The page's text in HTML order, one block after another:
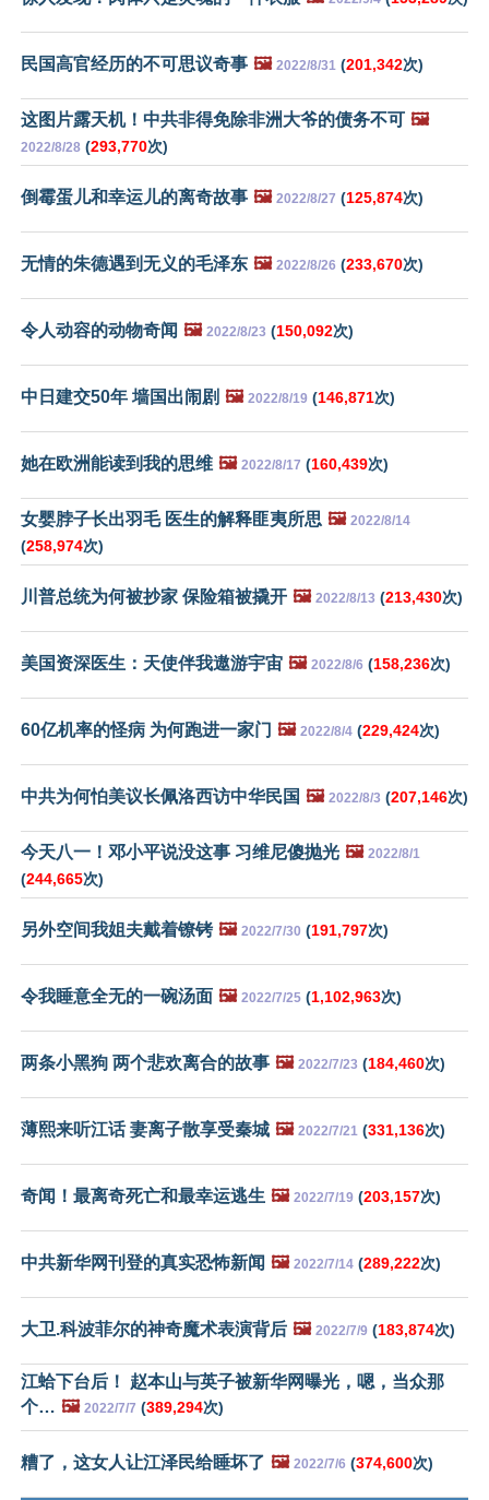
民国高官经历的不可思议奇事 🖼️ 2022/8/31 (201,342次)
这图片露天机！中共非得免除非洲大爷的债务不可 🖼️
2022/8/28 (293,770次)
倒霉蛋儿和幸运儿的离奇故事 🖼️ 2022/8/27 (125,874次)
无情的朱德遇到无义的毛泽东 🖼️ 2022/8/26 (233,670次)
令人动容的动物奇闻 🖼️ 2022/8/23 (150,092次)
中日建交50年 墙国出闹剧 🖼️ 2022/8/19 (146,871次)
她在欧洲能读到我的思维 🖼️ 2022/8/17 (160,439次)
女婴脖子长出羽毛 医生的解释匪夷所思 🖼️ 2022/8/14
(258,974次)
川普总统为何被抄家 保险箱被撬开 🖼️ 2022/8/13 (213,430次)
美国资深医生：天使伴我遨游宇宙 🖼️ 2022/8/6 (158,236次)
60亿机率的怪病 为何跑进一家门 🖼️ 2022/8/4 (229,424次)
中共为何怕美议长佩洛西访中华民国 🖼️ 2022/8/3 (207,146次)
今天八一！邓小平说没这事 习维尼傻抛光 🖼️ 2022/8/1
(244,665次)
另外空间我姐夫戴着镣铐 🖼️ 2022/7/30 (191,797次)
令我睡意全无的一碗汤面 🖼️ 2022/7/25 (1,102,963次)
两条小黑狗 两个悲欢离合的故事 🖼️ 2022/7/23 (184,460次)
薄熙来听江话 妻离子散享受秦城 🖼️ 2022/7/21 (331,136次)
奇闻！最离奇死亡和最幸运逃生 🖼️ 2022/7/19 (203,157次)
中共新华网刊登的真实恐怖新闻 🖼️ 2022/7/14 (289,222次)
大卫.科波菲尔的神奇魔术表演背后 🖼️ 2022/7/9 (183,874次)
江蛤下台后！ 赵本山与英子被新华网曝光，嗯，当众那
个… 🖼️ 2022/7/7 (389,294次)
糟了，这女人让江泽民给睡坏了 🖼️ 2022/7/6 (374,600次)